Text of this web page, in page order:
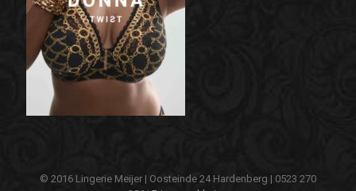
© 2016 Lingerie Meijer | Oosteinde 24 Hardenberg | 0523 270